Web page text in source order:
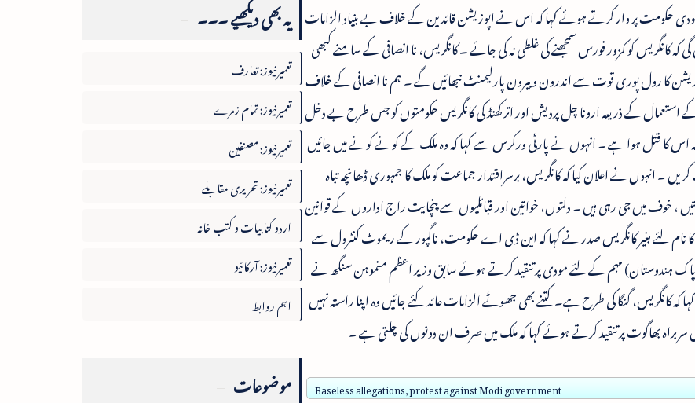
حکومت پر وار کرتے ہوئے کہا کہ اس نے اپوزیشن قائدین کے خلاف بے بنیاد الزامات
گی کہ کانگریس کو کمزور فورس سمجھنے کی غلطی نہ کی جائے ۔ کانگریس، نا انصافی کے سامنے کبھی
کا رول پوری قوت سے اندرون و بیرون پارلیمنٹ نبھائیں گے ۔ ہم نا انصافی کے خلاف
استعمال کے ذریعہ ارونا چل پردیش اور اتر کھنڈ کی کانگریس حکومتوں کو جس طرح بے دخل
اس کا قتل ہوا ہے ۔ انہوں نے پارٹی ورکرس سے کہا کہ وہ ملک کے کونے کونے میں جائیں
نے اعلان کیا کہ کانگریس، برسراقتدار جماعت کو ملک کا جمہوری ڈھانچہ تباہ
، خوف میں جی رہی ہیں ۔ دلتوں، خواتین اور قبائلیوں سے پنچایت راج اداروں کے قوانین
نام لئے بغیر کانگریس صدر نے کہا کہ این ڈی اے حکومت، ناگپور کے ریموٹ کنٹرول سے
مہم کے لئے مودی پر تنقید کرتے ہوئے سابق وزیر اعظم منموہن سنگھ نے
کانگریس، گنگا کی طرح ہے۔ کتنے بھی جھوٹے الزامات عائد کئے جائیں وہ اپنا راستہ نہیں
بھاگوت پر تنقید کرتے ہوئے کہا کہ ملک میں صرف ان دونوں کی چلتی ہے ۔
Baseless allegations, protest against Modi government
یہ بھی دیکھیے ۔۔۔
تعمیرنیوز: تعارف
تعمیرنیوز: تمام زمرے
تعمیرنیوز: مصنفین
تعمیرنیوز: تحریری مقابلے
اردو کتابیات و کتب خانہ
تعمیرنیوز: آرکائیو
اہم روابط
موضوعات